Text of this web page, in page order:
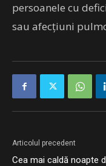
persoanele cu
sau afecţiuni
Articolul precedent
Cea mai caldă noapte